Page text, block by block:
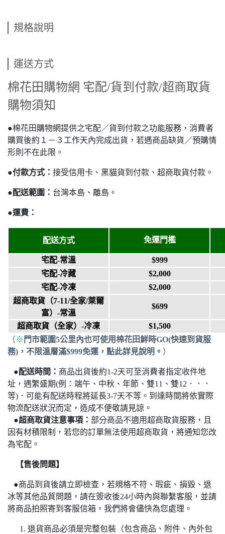
規格說明
運送方式
棉花田購物網 宅配/貨到付款/超商取貨
購物須知
●棉花田購物網提供之宅配／貨到付款之功能服務，消費者
購買後約１－３工作天內完成出貨，若遇商品缺貨／預購情
形則不在此限。
●付款方式： 接受信用卡、黑貓貨到付款、超商取貨付款。
●配送範圍： 台灣本島、離島。
●運費：
配送方式 免運門檻
宅配-常溫
$999
宅配-冷藏
$2,000
宅配-冷凍
$2,000
超商取貨 （7-11/全家/萊爾
富） -常溫
$699
超商取貨（全家）-冷凍
$1,500
（※ 門市範圍5公里內也可使用棉花田鮮時GO(快速到貨服
務) ， 不限溫層滿$999免運 ，點此詳見說明。 ）
●配送時間： 商品出貨後約1-2天可至消費者指定收件地
址，遇繁盛期(例：端午、中秋、年節、雙11、雙12．．．
等)．可能有配送時程將延長3-7天不等。 到達時間將依實際
物流配送狀況而定，造成不便敬請見諒。
●超商取貨注意事項： 部分商品不適用超商取貨服務，且
因有材積限制，若您的訂單無法使用超商取貨，將通知您改
為宅配 。
【售後問題】
●商品到貨後請立即檢查，若規格不符、瑕疵、損毀、退
冰等其他品質問題，請在簽收後24小時內與聯繫客服，並請
將商品拍照寄到客服信箱，我們將會儘快為您處理。
退貨商品必須是完整包裝（包含商品、附件、內外包